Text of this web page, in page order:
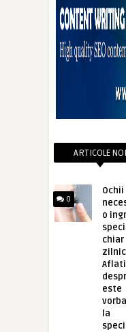
ARTICOLE NOI
0
Ochii
o
chiar
Aflati
este
la